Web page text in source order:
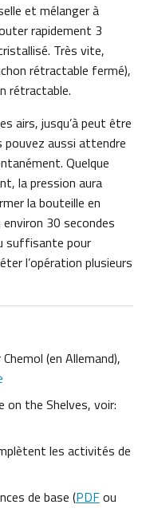
et mélanger à
rapidement 3
Très vite,
rétractable fermé),
rétractable.
airs, jusqu’à peut être
aussi attendre
Quelque
la pression aura
la bouteille en
30 secondes
suffisante pour
l’opération plusieurs
(en Allemand),
on the Shelves, voir:
les activités de
de base (PDFou